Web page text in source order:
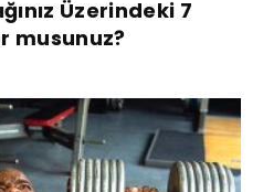
Üzerindeki 7
musunuz?